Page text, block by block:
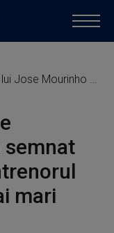
"Sunt antrenorul unuia dintre cele mai mari cluburi din lume"
semnat
mari